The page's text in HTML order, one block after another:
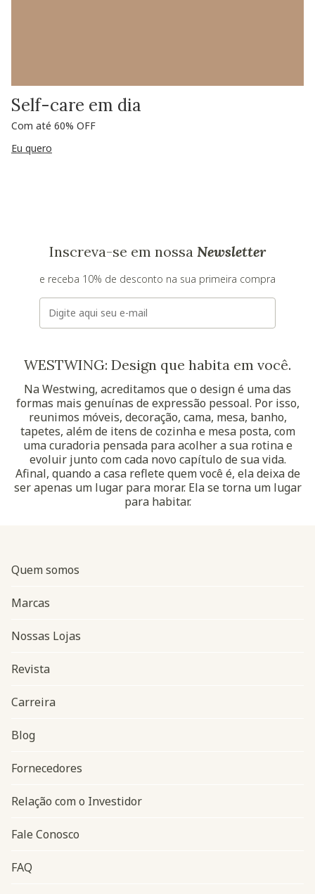
Self-care em dia
Com até 60% OFF
Eu quero
Inscreva-se em nossa Newsletter
e receba 10% de desconto na sua primeira compra
E-mail
WESTWING: Design que habita em você.
Na Westwing, acreditamos que o design é uma das
formas mais genuínas de expressão pessoal. Por isso,
reunimos móveis, decoração, cama, mesa, banho,
tapetes, além de itens de cozinha e mesa posta, com
uma curadoria pensada para acolher a sua rotina e
evoluir junto com cada novo capítulo de sua vida.
Afinal, quando a casa reflete quem você é, ela deixa de
ser apenas um lugar para morar. Ela se torna um lugar
para habitar.
Navegação do rodapé
Quem somos
Marcas
Nossas Lojas
Revista
Carreira
Blog
Fornecedores
Relação com o Investidor
Fale Conosco
FAQ